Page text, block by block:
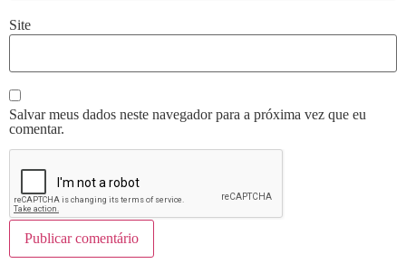
Site
Salvar meus dados neste navegador para a próxima vez que eu
comentar.